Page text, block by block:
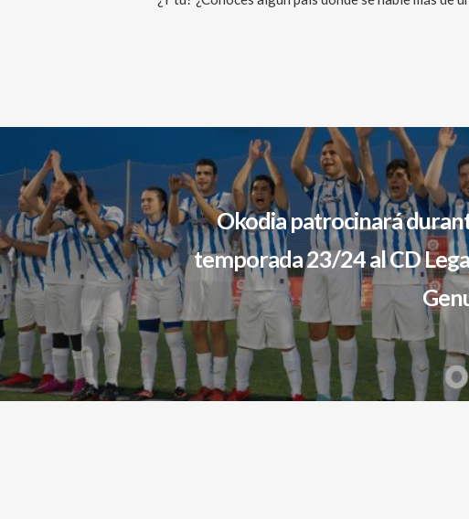
Okodia patrocinará
temporada 23/24 al CD